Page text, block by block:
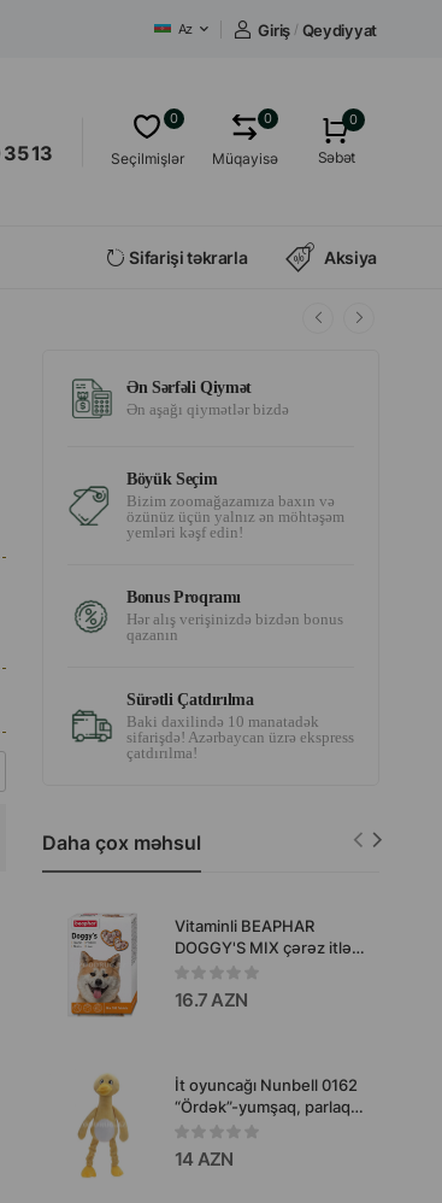
Az Giriş / Qeydiyyat
13 Seçilmişlər
0
Müqayisə
0 0
Səbət
Sifarişi təkrarla Aksiya
Ən Sərfəli Qiymət
Ən aşağı qiymətlər bizdə
Böyük Seçim
Bizim zoomağazamıza baxın və
özünüz üçün yalnız ən möhtəşəm
yemləri kəşf edin!
Bonus Proqramı
Hər alış verişinizdə bizdən bonus
qazanın
Sürətli Çatdırılma
Baki daxilində 10 manatadək
sifarişdə! Azərbaycan üzrə ekspress
çatdırılma!
Daha çox məhsul
Vitaminli BEAPHAR
DOGGY'S MIX çərəz itlər
üçün 180 ədəd.
16.7 AZN
İt oyuncağı Nunbell 0162
“Ördək”-yumşaq, parlaq
və həqiqətən əyləncəli
oyuncaşdır, aktiv oyunlar,
çeynəmə və gündəlik
14 AZN